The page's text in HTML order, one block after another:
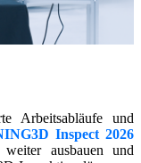
Arbeitsabläufe und
Inspect 2026
ausbauen und